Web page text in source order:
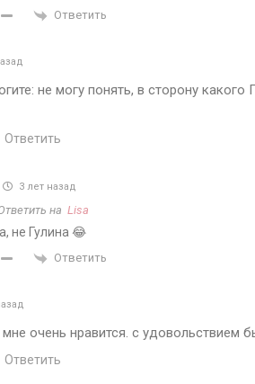
Ответить
не могу понять, в сторону какого
Ответить
3 лет назад
на Lisa
не Гулина 😂
Ответить
очень нравится. с удовольствием
Ответить